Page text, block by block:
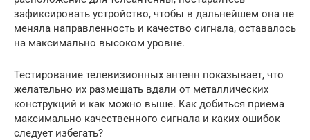
зафиксировать устройство, чтобы в дальнейшем она не
меняла направленность и качество сигнала, оставалось
на максимально высоком уровне.
Тестирование телевизионных антенн показывает, что
желательно их размещать вдали от металлических
конструкций и как можно выше. Как добиться приема
максимально качественного сигнала и каких ошибок
следует избегать?